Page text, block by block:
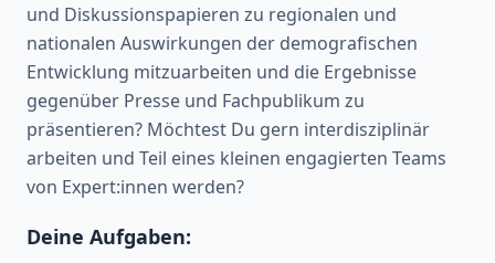
und Diskussionspapieren zu regionalen und
nationalen Auswirkungen der demografischen
Entwicklung mitzuarbeiten und die Ergebnisse
gegenüber Presse und Fachpublikum zu
präsentieren? Möchtest Du gern interdisziplinär
arbeiten und Teil eines kleinen engagierten Teams
von Expert:innen werden?
Deine Aufgaben: